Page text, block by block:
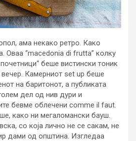
ама некако ретро. Како
Оваа “macedonia di frutta” колку
беше вистински тоник
Камерниот set up беше
на баритонот, а публиката
дел од нив дури и
бевме облечени comme il faut.
како ни мегаломански бауш.
со која лично не се сакам, не
дами од општина. Изгледаа